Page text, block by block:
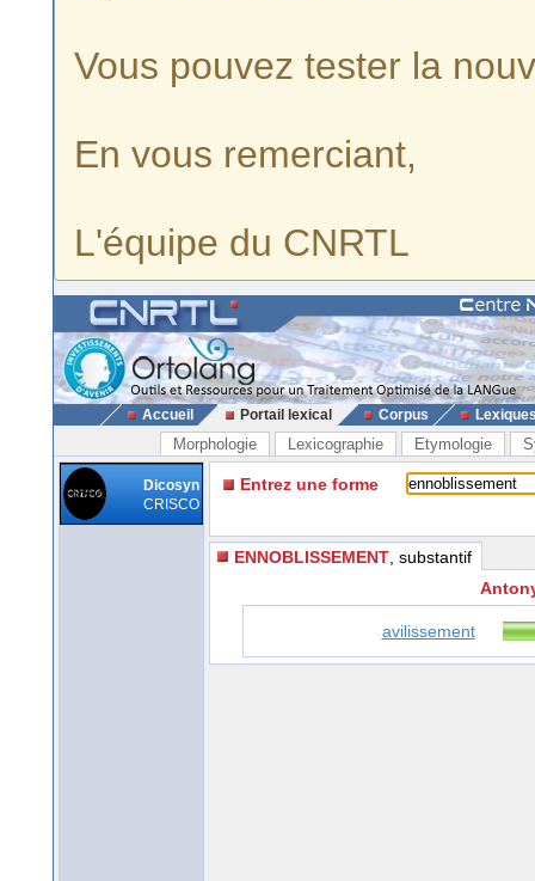
Vous pouvez tester la
En vous remerciant,
L'équipe du CNRTL
Accueil Portail lexical Corpus
Morphologie Lexicographie Etymologie
Dicosyn
CRISCO
Entrez une forme
ENNOBLISSEMENT , substantif
avilissement